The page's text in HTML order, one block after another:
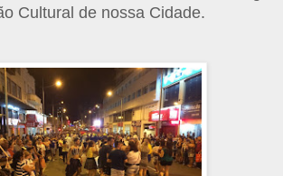
Cultural de nossa Cidade.